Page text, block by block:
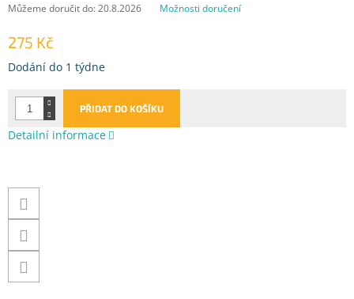
275 Kč
Měrná
Dodání do 1 týdne
Můžeme doručit do:20.8.2026 Možnosti doručení
PŘIDAT DO KOŠÍKU
Detailní informace